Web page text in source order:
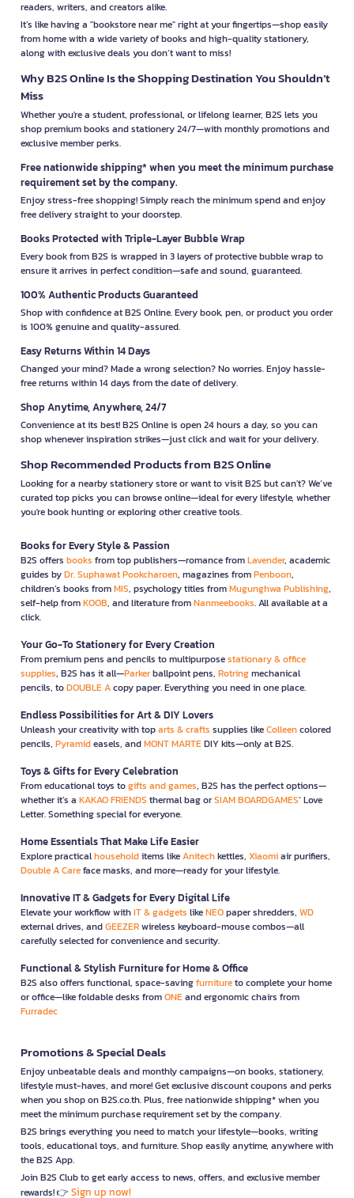
readers, writers, and creators alike.
It’s like having a "bookstore near me" right at your fingertips—shop easily
from home with a wide variety of books and high-quality stationery,
along with exclusive deals you don’t want to miss!
Why B2S Online Is the Shopping Destination You Shouldn’t
Miss
Whether you're a student, professional, or lifelong learner, B2S lets you
shop premium books and stationery 24/7—with monthly promotions and
exclusive member perks.
Free nationwide shipping* when you meet the minimum purchase
requirement set by the company.
Enjoy stress-free shopping! Simply reach the minimum spend and enjoy
free delivery straight to your doorstep.
Books Protected with Triple-Layer Bubble Wrap
Every book from B2S is wrapped in 3 layers of protective bubble wrap to
ensure it arrives in perfect condition—safe and sound, guaranteed.
100% Authentic Products Guaranteed
Shop with confidence at B2S Online. Every book, pen, or product you order
is 100% genuine and quality-assured.
Easy Returns Within 14 Days
Changed your mind? Made a wrong selection? No worries. Enjoy hassle-
free returns within 14 days from the date of delivery.
Shop Anytime, Anywhere, 24/7
Convenience at its best! B2S Online is open 24 hours a day, so you can
shop whenever inspiration strikes—just click and wait for your delivery.
Shop Recommended Products from B2S Online
Looking for a nearby stationery store or want to visit B2S but can't? We’ve
curated top picks you can browse online—ideal for every lifestyle, whether
you're book hunting or exploring other creative tools.
Books for Every Style & Passion
B2S offers books from top publishers—romance fromLavender, academic
guides byDr. Suphawat Pookcharoen, magazines fromPenboon,
children’s books fromMIS, psychology titles fromMugunghwa Publishing,
self-help fromKOOB, and literature fromNanmeebooks. All available at a
click.
Your Go-To Stationery for Every Creation
From premium pens and pencils to multipurposestationary & office
supplies, B2S has it all—Parkerballpoint pens, Rotringmechanical
pencils, toDOUBLE Acopy paper. Everything you need in one place.
Endless Possibilities for Art & DIY Lovers
Unleash your creativity with toparts & crafts supplies likeColleencolored
pencils, Pyramideasels, andMONT MARTEDIY kits—only at B2S.
Toys & Gifts for Every Celebration
From educational toys togifts and games, B2S has the perfect options—
whether it’s a KAKAO FRIENDS thermal bag orSIAM BOARDGAMES’ Love
Letter. Something special for everyone.
Home Essentials That Make Life Easier
Explore practicalhouseholditems likeAnitechkettles, Xiaomiair purifiers,
Double A Careface masks, and more—ready for your lifestyle.
Innovative IT & Gadgets for Every Digital Life
Elevate your workflow withIT & gadgets likeNEOpaper shredders, WD
external drives, andGEEZERwireless keyboard-mouse combos—all
carefully selected for convenience and security.
Functional & Stylish Furniture for Home & Office
B2S also offers functional, space-savingfurnitureto complete your home
or office—like foldable desks fromONEand ergonomic chairs from
Furradec
Promotions & Special Deals
Enjoy unbeatable deals and monthly campaigns—on books, stationery,
lifestyle must-haves, and more! Get exclusive discount coupons and perks
when you shop on B2S.co.th. Plus, free nationwide shipping* when you
meet the minimum purchase requirement set by the company.
B2S brings everything you need to match your lifestyle—books, writing
tools, educational toys, and furniture. Shop easily anytime, anywhere with
the B2S App.
Join B2S Club to get early access to news, offers, and exclusive member
rewards! 👉 Sign up now!